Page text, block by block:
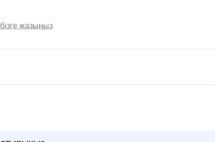
бізге жазыңыз